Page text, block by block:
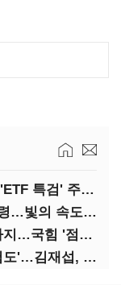
김용범 책임론 봇물…경질 요구에 'ETF 특검' 주장까지
장동혁 "형소법도 안 읽어 본 대통령…빛의 속도로 무너질 것"
장동혁도 모라자 '서범수·진종오'까지…국힘 '점입가경'
'상시근로자 수 아닌 산업재해 위험도'…김재섭, 산재예방 지원기준 손질